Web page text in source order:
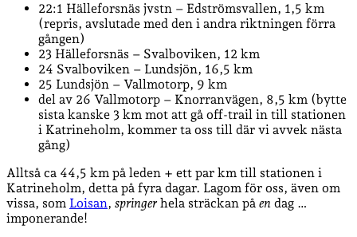
22:1 Hälleforsnäs jvstn – Edströmsvallen, 1,5 km
(repris, avslutade med den i andra riktningen förra
gången)
23 Hälleforsnäs – Svalboviken, 12 km
24 Svalboviken – Lundsjön, 16,5 km
25 Lundsjön – Vallmotorp, 9 km
del av 26 Vallmotorp – Knorranvägen, 8,5 km (bytte
sista kanske 3 km mot att gå off-trail in till stationen
i Katrineholm, kommer ta oss till där vi avvek nästa
gång)
Alltså ca 44,5 km på leden + ett par km till stationen i
Katrineholm, detta på fyra dagar. Lagom för oss, även om
vissa, som Loisan, springerhela sträckan på en dag …
imponerande!